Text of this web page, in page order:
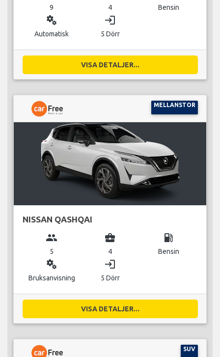
9 4 Bensin
miscellaneous_services
Automatisk
login
5 Dörr
VISA DETALJER...
MELLANSTOR
NISSAN QASHQAI
group
5
business_center
4
local_gas_station
Bensin
miscellaneous_services
Bruksanvisning
login
5 Dörr
VISA DETALJER...
SUV